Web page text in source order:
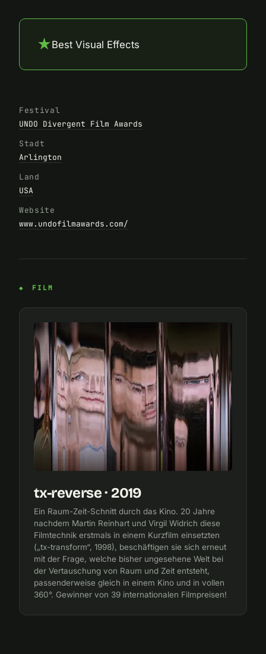
★Best Visual Effects
Festival
UNDO Divergent Film Awards
Stadt
Arlington
Land
USA
Website
www.undofilmawards.com/
FILM
tx-reverse · 2019
Ein Raum-Zeit-Schnitt durch das Kino. 20 Jahre
nachdem Martin Reinhart und Virgil Widrich diese
Filmtechnik erstmals in einem Kurzfilm einsetzten
(„tx-transform“, 1998), beschäftigen sie sich erneut
mit der Frage, welche bisher ungesehene Welt bei
der Vertauschung von Raum und Zeit entsteht,
passenderweise gleich in einem Kino und in vollen
360°. Gewinner von 39 internationalen Filmpreisen!